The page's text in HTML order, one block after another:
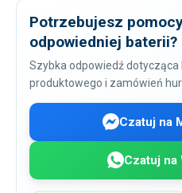
Potrzebujesz
odpowiedniej baterii?
Szybka odpowiedź
produktowego i zamówień
Czatuj na
Czatuj na